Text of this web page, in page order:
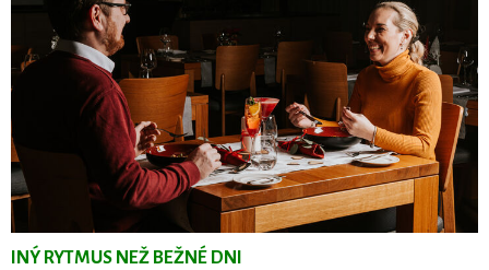
INÝ RYTMUS NEŽ BEŽNÉ DNI